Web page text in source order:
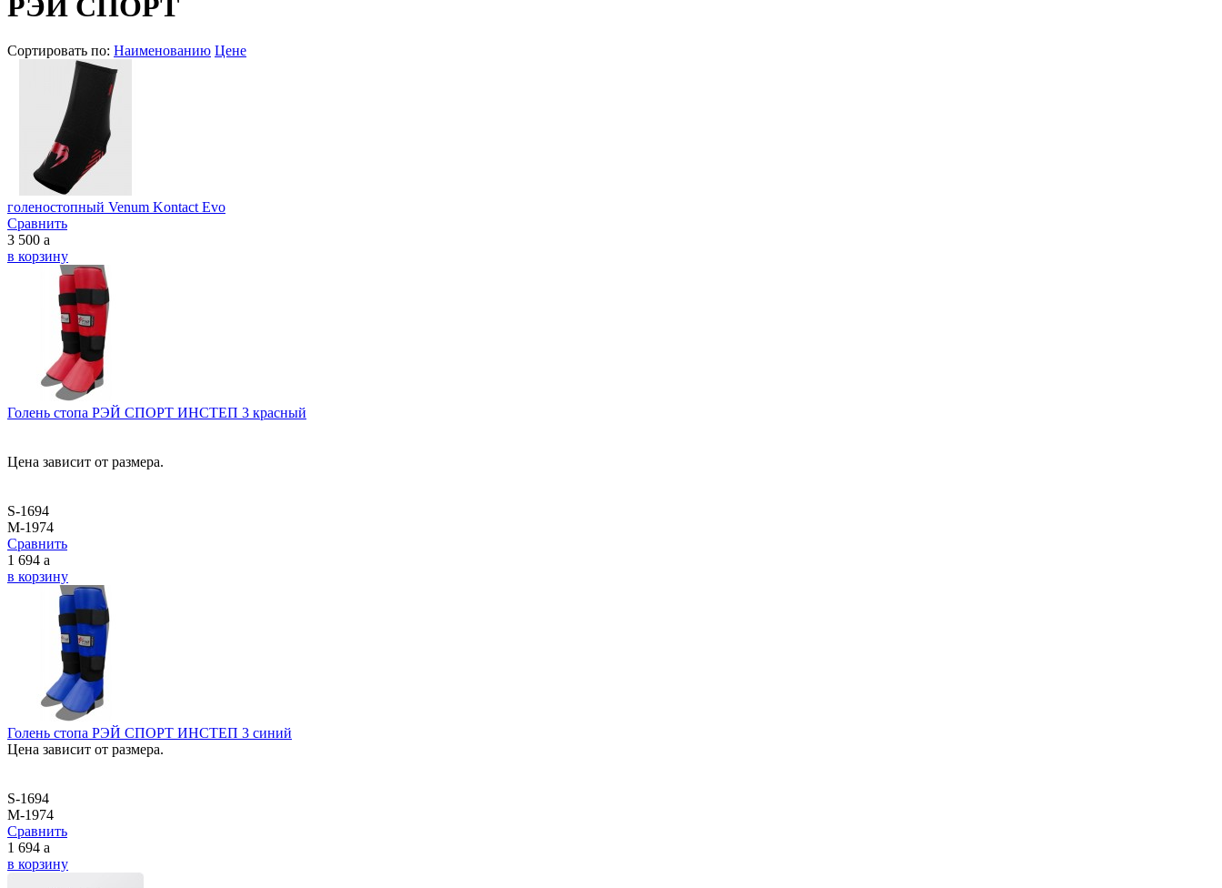
Сортировать по: Наименованию Цене
голеностопный Venum Kontact Evo
Сравнить
3 500 a
в корзину
Голень стопа РЭЙ СПОРТ ИНСТЕП 3 красный
Цена зависит от размера.
S-1694
M-1974
Сравнить
1 694 a
в корзину
Голень стопа РЭЙ СПОРТ ИНСТЕП 3 синий
Цена зависит от размера.
S-1694
M-1974
Сравнить
1 694 a
в корзину